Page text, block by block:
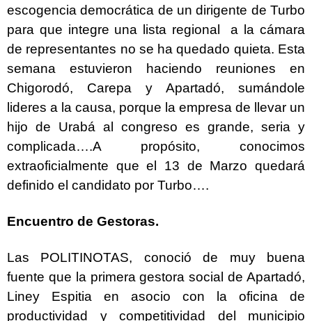
escogencia democrática de un dirigente de Turbo
para que integre una lista regional a la cámara
de representantes no se ha quedado quieta. Esta
semana estuvieron haciendo reuniones en
Chigorodó, Carepa y Apartadó, sumándole
lideres a la causa, porque la empresa de llevar un
hijo de Urabá al congreso es grande, seria y
complicada….A propósito, conocimos
extraoficialmente que el 13 de Marzo quedará
definido el candidato por Turbo….
Encuentro de Gestoras.
Las POLITINOTAS, conoció de muy buena
fuente que la primera gestora social de Apartadó,
Liney Espitia en asocio con la oficina de
productividad y competitividad del municipio